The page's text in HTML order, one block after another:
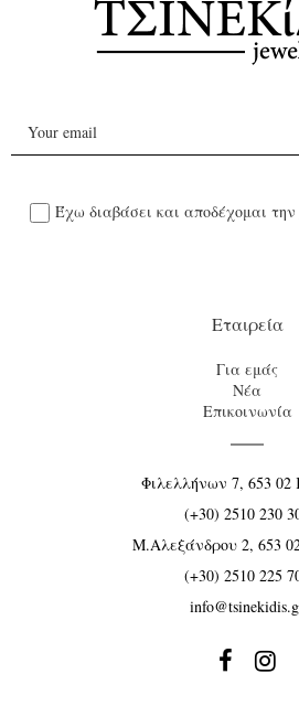
Έχω διαβάσει και αποδέχομαι την
Εταιρεία
Για εμάς
Νέα
Επικοινωνία
Φιλελλήνων 7, 653
(+30) 2510 230
Μ.Αλεξάνδρου 2, 653
(+30) 2510 225
 